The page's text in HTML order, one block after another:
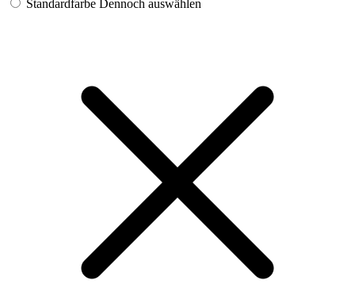
Standardfarbe Dennoch auswählen